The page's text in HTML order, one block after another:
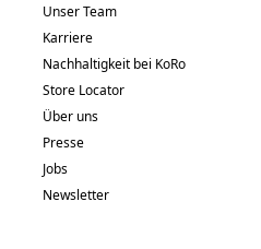
Unser Team
Karriere
Nachhaltigkeit bei KoRo
Store Locator
Über uns
Presse
Jobs
Newsletter